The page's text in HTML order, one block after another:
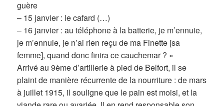
guère
– 15 janvier : le cafard (…)
– 16 janvier : au téléphone à la batterie, je m’ennuie,
je m’ennuie, je n’ai rien reçu de ma Finette [sa
femme], quand donc finira ce cauchemar ? »
Arrivé au 9ème d’artillerie à pied de Belfort, il se
plaint de manière récurrente de la nourriture : de mars
à juillet 1915, il souligne que le pain est moisi, et la